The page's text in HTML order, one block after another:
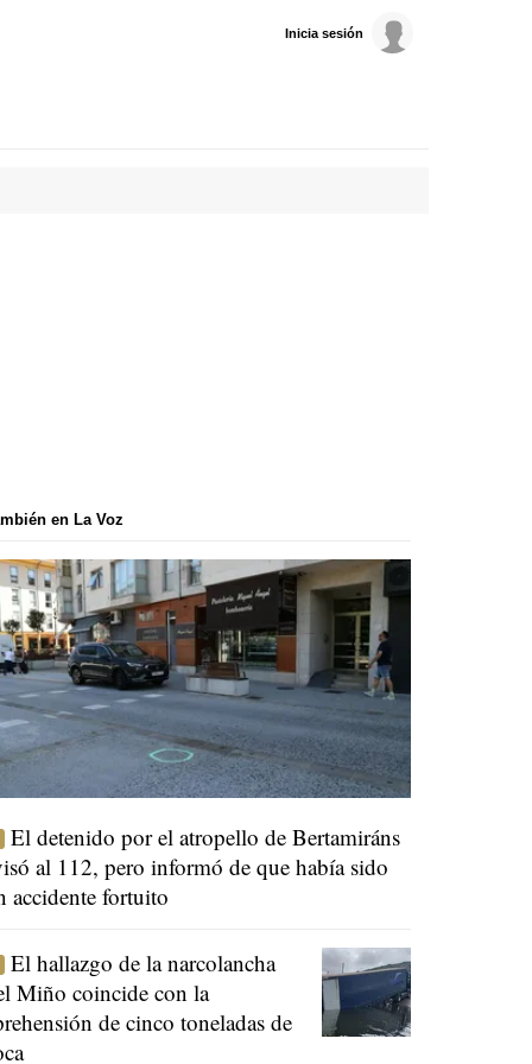
Inicia sesión
en La Voz
El detenido por el atropello de Bertamiráns
al 112, pero informó de que había sido
accidente fortuito
El hallazgo de la narcolancha
Miño coincide con la
de cinco toneladas de